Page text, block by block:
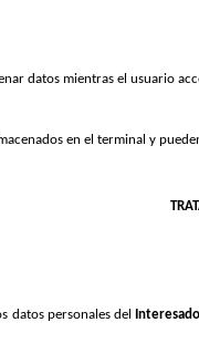
datos mientras el usuario
en el terminal y
datos personales del Interesado